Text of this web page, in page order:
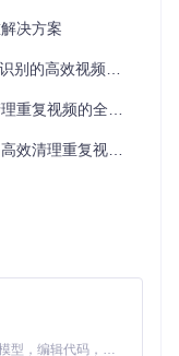
会错过任何潜在的
结构相似性（SSI
决方案
效视频管理方法
的全方位解决方案
复视频的完整指南
Claude Code 的开源替代方案。连接任意大模型，编辑代码，运行命令，自动验证 — 全自动执行。用 Rust 构建，极致性能。 ｜ An open-source alternative to Claude Code. Connect any LLM, edit code, run commands, and verify changes — autonomously. Built in Rust for speed. Get Started